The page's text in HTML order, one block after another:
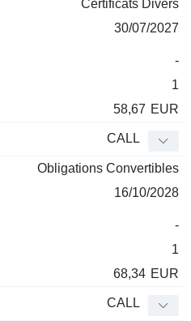
Certificats Divers
30/07/2027
-
1
58,67 EUR
CALL
Obligations Convertibles
16/10/2028
-
1
68,34 EUR
CALL